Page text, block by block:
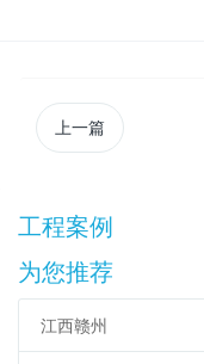
上一篇
工程案例
为您推荐
江西赣州